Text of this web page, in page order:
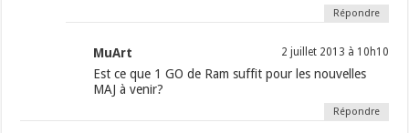
Répondre
MuArt 2 juillet 2013 à 10h10
Est ce que 1 GO de Ram suffit pour les nouvelles
MAJ à venir?
Répondre